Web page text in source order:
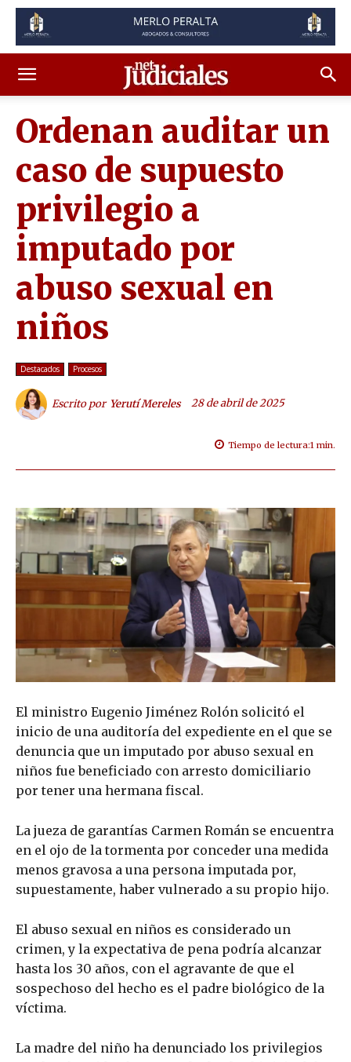
Ordenan auditar un
caso de supuesto
privilegio a
imputado por
abuso sexual en
niños
Destacados Procesos
Escrito por Yerutí Mereles 28 de abril de 2025
Tiempo de lectura:1 min.
El ministro Eugenio Jiménez Rolón solicitó el
inicio de una auditoría del expediente en el que se
denuncia que un imputado por abuso sexual en
niños fue beneficiado con arresto domiciliario
por tener una hermana fiscal.
La jueza de garantías Carmen Román se encuentra
en el ojo de la tormenta por conceder una medida
menos gravosa a una persona imputada por,
supuestamente, haber vulnerado a su propio hijo.
El abuso sexual en niños es considerado un
crimen, y la expectativa de pena podría alcanzar
hasta los 30 años, con el agravante de que el
sospechoso del hecho es el padre biológico de la
víctima.
La madre del niño ha denunciado los privilegios